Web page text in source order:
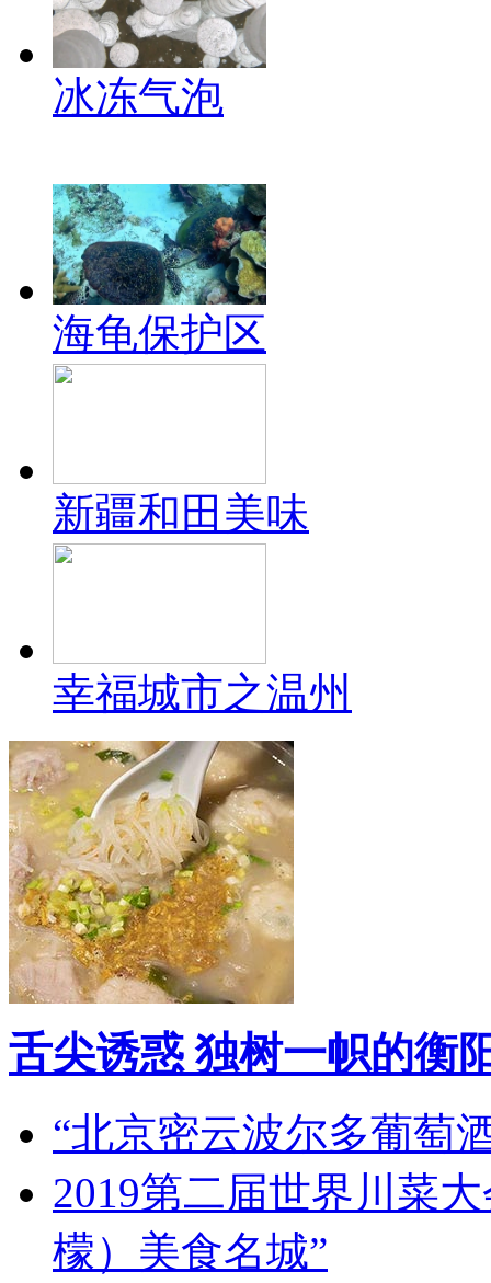
冰冻气泡
海龟保护区
新疆和田美味
幸福城市之温州
舌尖诱惑 独树一帜的衡
“北京密云波尔多葡萄
2019第二届世界川菜
檬）美食名城”